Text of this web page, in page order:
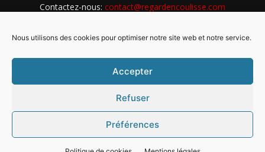
Nous utilisons des cookies pour optimiser notre site web et notre service.
Accepter
Refuser
Préférences
Contactez-nous: contact@regardencoulisse.com
Intégration Ghislain Fayard
Mentions légales